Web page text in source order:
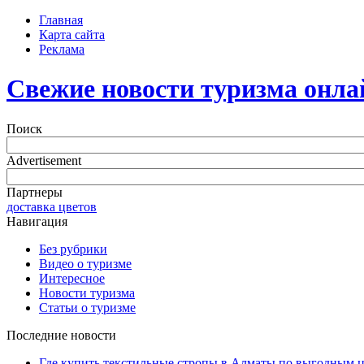
Главная
Карта сайта
Реклама
Свежие новости туризма
Поиск
Advertisement
Партнеры
доставка цветов
Навигация
Без рубрики
Видео о туризме
Интересное
Новости туризма
Статьи о туризме
Последние новости